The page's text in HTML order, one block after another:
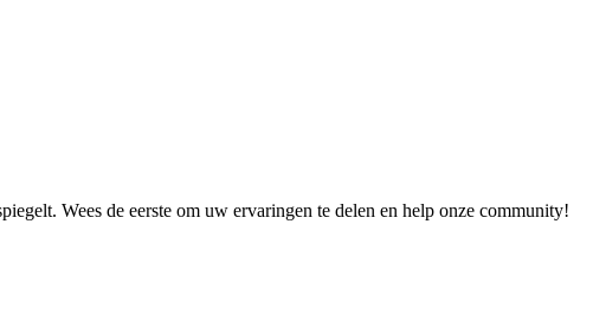
Wees de eerste om uw ervaringen te delen en help onze community!